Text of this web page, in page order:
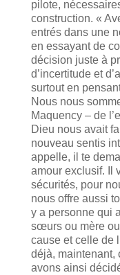
pilote,
construction. «
entrés dans une
en essayant de
décision juste à
d’incertitude et
surtout en
Nous nous
Maquency – de
Dieu nous avait
nouveau sentis
appelle, il te
amour exclusif. Il
sécurités, pour
nous offre aussi
y a personne qui
sœurs ou mère
cause et celle de
déjà, maintenant,
avons ainsi